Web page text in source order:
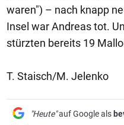
waren") – nach knapp
Insel war Andreas tot.
stürzten bereits 19
T. Staisch/M. Jelenko
"Heute"auf Google als